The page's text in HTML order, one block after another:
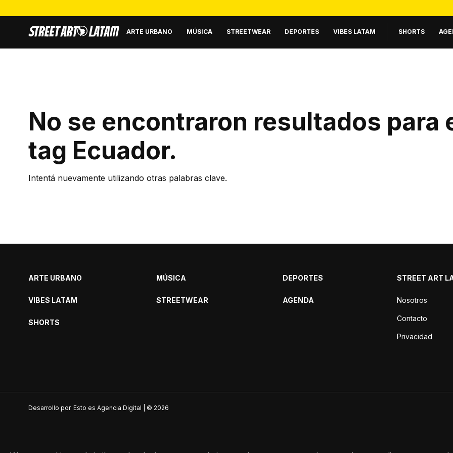
ARTE URBANO MÚSICA STREETWEAR DEPORTES VIBES LATAM SHORTS
No se encontraron resultados para
tag Ecuador.
Intentá nuevamente utilizando otras palabras clave.
ARTE URBANO
VIBES LATAM
SHORTS
MÚSICA
STREETWEAR
DEPORTES
AGENDA
STREET ART
Nosotros
Contacto
Privacidad
Desarrollo por Esto es Agencia Digital | © 2026